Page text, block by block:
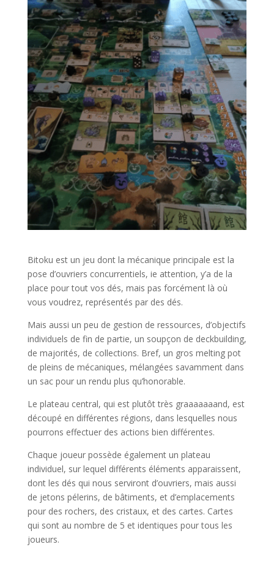
Bitoku est un jeu dont la mécanique principale est la
pose d’ouvriers concurrentiels, ie attention, y’a de la
place pour tout vos dés, mais pas forcément là où
vous voudrez, représentés par des dés.
Mais aussi un peu de gestion de ressources, d’objectifs
individuels de fin de partie, un soupçon de deckbuilding,
de majorités, de collections. Bref, un gros melting pot
de pleins de mécaniques, mélangées savamment dans
un sac pour un rendu plus qu’honorable.
Le plateau central, qui est plutôt très graaaaaaand, est
découpé en différentes régions, dans lesquelles nous
pourrons effectuer des actions bien différentes.
Chaque joueur possède également un plateau
individuel, sur lequel différents éléments apparaissent,
dont les dés qui nous serviront d’ouvriers, mais aussi
de jetons pélerins, de bâtiments, et d’emplacements
pour des rochers, des cristaux, et des cartes. Cartes
qui sont au nombre de 5 et identiques pour tous les
joueurs.